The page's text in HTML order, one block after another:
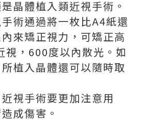
晶體植入類近視手術。
術通過將一枚比A4紙還
來矯正視力，可矯正高
視，600度以內散光。如
植入晶體還可以隨時取
視手術要更加注意用
成傷害。